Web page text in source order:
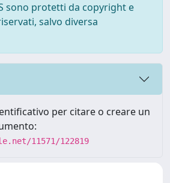
sono protetti da copyright e
salvo diversa
per citare o creare un
11571/122819